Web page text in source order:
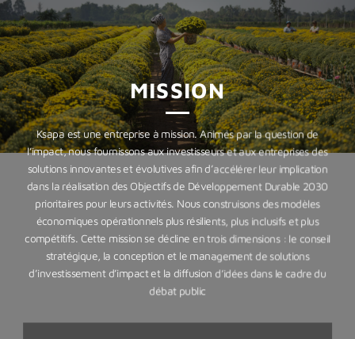
MISSION
Ksapa est une entreprise à mission. Animés par la question de
l’impact, nous fournissons aux investisseurs et aux entreprises des
solutions innovantes et évolutives afin d’accélérer leur implication
dans la réalisation des Objectifs de Développement Durable 2030
prioritaires pour leurs activités. Nous construisons des modèles
économiques opérationnels plus résilients, plus inclusifs et plus
compétitifs. Cette mission se décline en trois dimensions : le conseil
stratégique, la conception et le management de solutions
d’investissement d’impact et la diffusion d’idées dans le cadre du
débat public